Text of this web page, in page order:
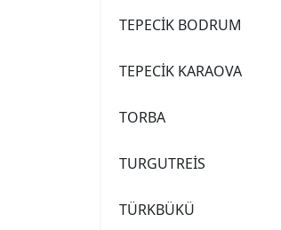
TEPECİK BODRUM
TEPECİK KARAOVA
TORBA
TURGUTREİS
TÜRKBÜKÜ